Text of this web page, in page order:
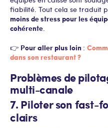
fiabilité. Tout cela se traduit
moins de stress pour les
cohérente.
👉 Pour aller plus loin :
dans son restaurant ?
Problèmes de
multi-canale
7. Piloter son fast-
clairs